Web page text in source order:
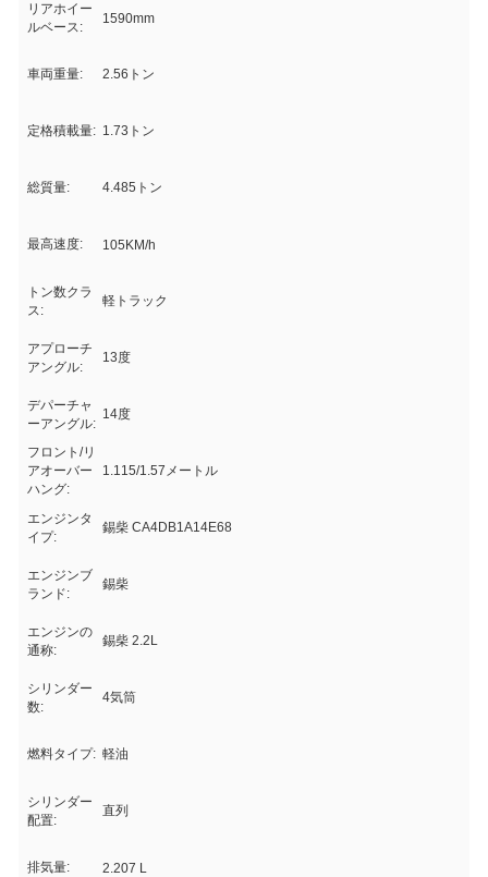
リアホイー
ルベース:
1590mm
車両重量: 2.56トン
定格積載量: 1.73トン
総質量: 4.485トン
最高速度: 105KM/h
トン数クラ
ス:
軽トラック
アプローチ
アングル:
13度
デパーチャ
ーアングル:
14度
フロント/リ
アオーバー
ハング:
1.115/1.57メートル
エンジンタ
イプ:
錫柴 CA4DB1A14E68
エンジンブ
ランド:
錫柴
エンジンの
通称:
錫柴 2.2L
シリンダー
数:
4気筒
燃料タイプ: 軽油
シリンダー
配置:
直列
排気量: 2.207 L